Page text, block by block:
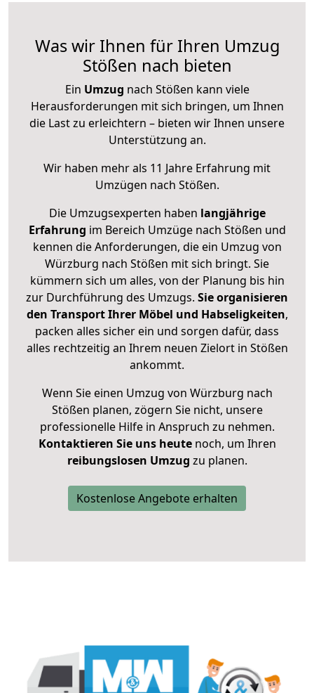
Was wir Ihnen für Ihren Umzug
Stößen nach bieten
Ein Umzug nach Stößen kann viele
Herausforderungen mit sich bringen, um Ihnen
die Last zu erleichtern – bieten wir Ihnen unsere
Unterstützung an.
Wir haben mehr als 11 Jahre Erfahrung mit
Umzügen nach Stößen.
Die Umzugsexperten haben langjährige
Erfahrung im Bereich Umzüge nach Stößen und
kennen die Anforderungen, die ein Umzug von
Würzburg nach Stößen mit sich bringt. Sie
kümmern sich um alles, von der Planung bis hin
zur Durchführung des Umzugs. Sie organisieren
den Transport Ihrer Möbel und Habseligkeiten,
packen alles sicher ein und sorgen dafür, dass
alles rechtzeitig an Ihrem neuen Zielort in Stößen
ankommt.
Wenn Sie einen Umzug von Würzburg nach
Stößen planen, zögern Sie nicht, unsere
professionelle Hilfe in Anspruch zu nehmen.
Kontaktieren Sie uns heutenoch, um Ihren
reibungslosen Umzug zu planen.
Kostenlose Angebote erhalten